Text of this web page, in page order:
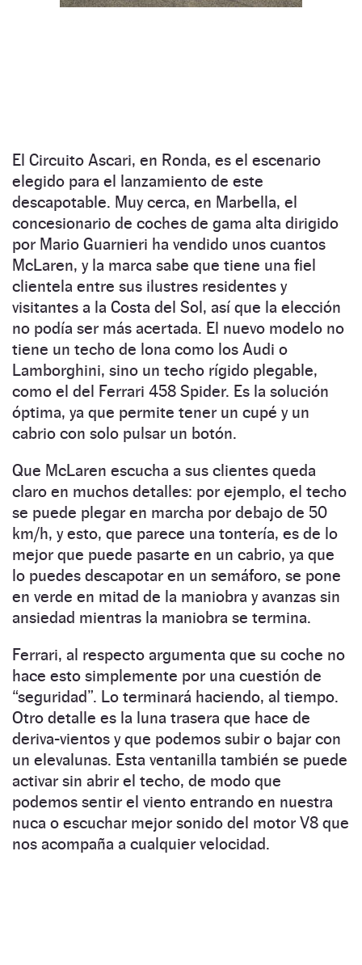
El Circuito Ascari, en Ronda, es el escenario
elegido para el lanzamiento de este
descapotable. Muy cerca, en Marbella, el
concesionario de coches de gama alta dirigido
por Mario Guarnieri ha vendido unos cuantos
McLaren, y la marca sabe que tiene una fiel
clientela entre sus ilustres residentes y
visitantes a la Costa del Sol, así que la elección
no podía ser más acertada. El nuevo modelo no
tiene un techo de lona como los Audi o
Lamborghini, sino un techo rígido plegable,
como el del Ferrari 458 Spider. Es la solución
óptima, ya que permite tener un cupé y un
cabrio con solo pulsar un botón.
Que McLaren escucha a sus clientes queda
claro en muchos detalles: por ejemplo, el techo
se puede plegar en marcha por debajo de 50
km/h, y esto, que parece una tontería, es de lo
mejor que puede pasarte en un cabrio, ya que
lo puedes descapotar en un semáforo, se pone
en verde en mitad de la maniobra y avanzas sin
ansiedad mientras la maniobra se termina.
Ferrari, al respecto argumenta que su coche no
hace esto simplemente por una cuestión de
“seguridad”. Lo terminará haciendo, al tiempo.
Otro detalle es la luna trasera que hace de
deriva-vientos y que podemos subir o bajar con
un elevalunas. Esta ventanilla también se puede
activar sin abrir el techo, de modo que
podemos sentir el viento entrando en nuestra
nuca o escuchar mejor sonido del motor V8 que
nos acompaña a cualquier velocidad.